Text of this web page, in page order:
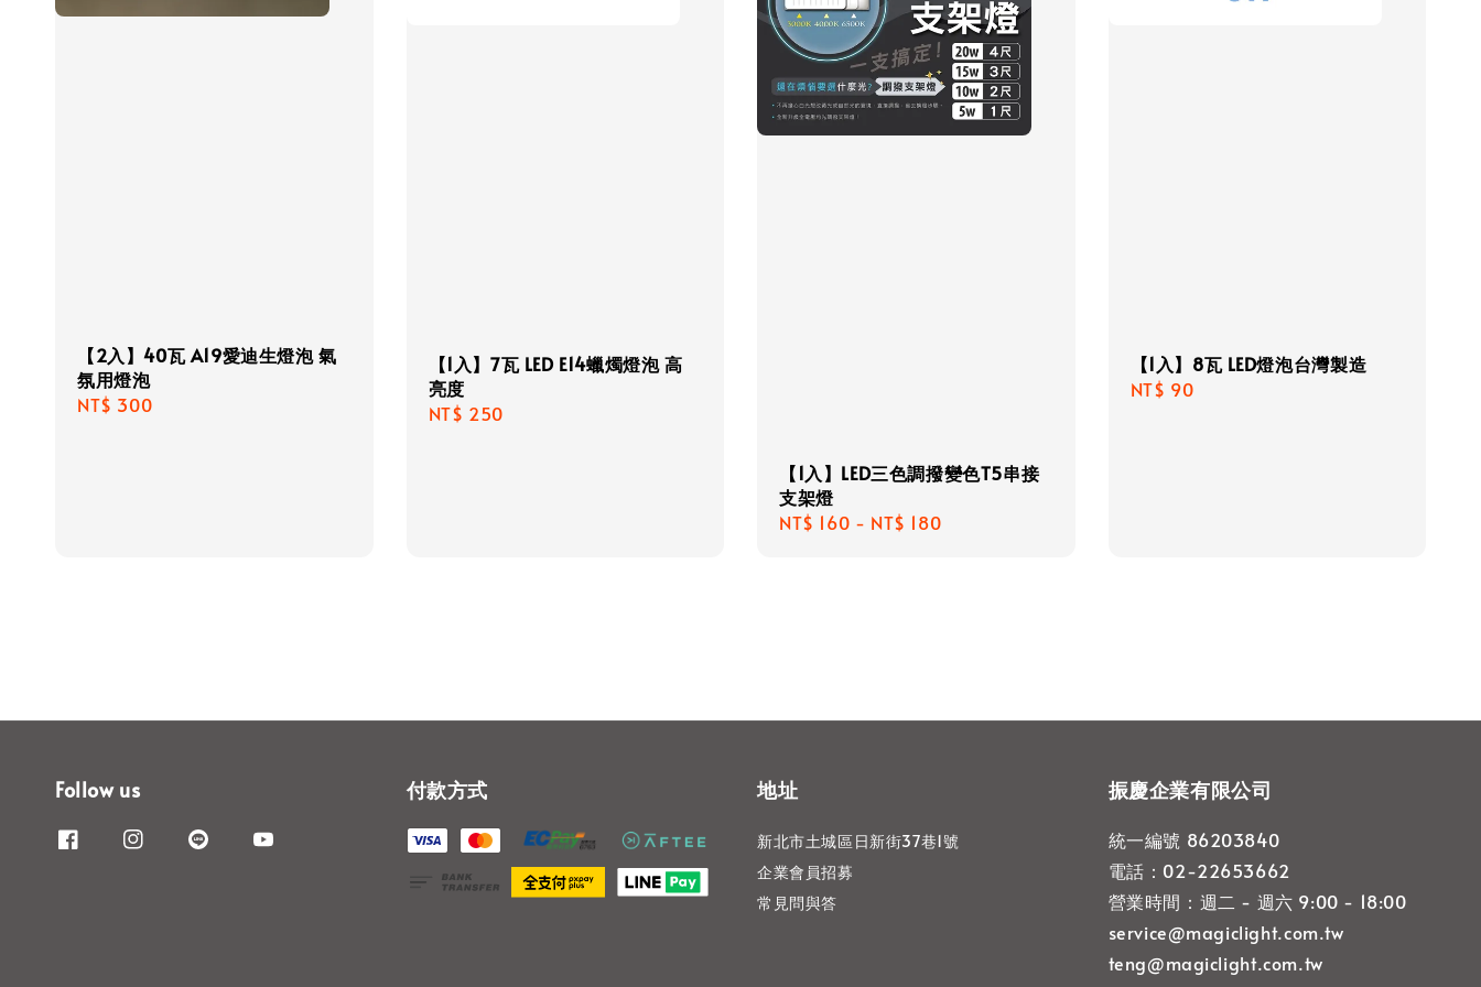
【2入】40瓦 A19愛迪生燈泡 氣
氛用燈泡
Regular
NT$ 300
【1入】7瓦 LED E14蠟燭燈泡 高
亮度
Regular
NT$ 250
【1入】LED三色調撥變色T5串接
支架燈
Regular
NT$ 160 - NT$ 180
【1入】8瓦 LED燈泡台灣製造
Regular
NT$ 90
Follow us 付款方式 地址
新北市土城區日新街37巷1號
企業會員招募
常見問與答
振慶企業有限公司
統一編號 86203840
電話：02-22653662
營業時間：週二 - 週六 9:00 - 18:00
service@magiclight.com.tw
teng@magiclight.com.tw